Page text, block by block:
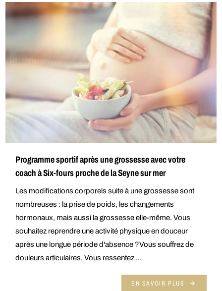
Programme sportif après une grossesse avec votre
coach à Six-fours proche de la Seyne sur mer
Les modifications corporels suite à une grossesse sont
nombreuses : la prise de poids, les changements
hormonaux, mais aussi la grossesse elle-même. Vous
souhaitez reprendre une activité physique en douceur
après une longue période d'absence ?Vous souffrez de
douleurs articulaires, Vous ressentez ...
EN SAVOIR PLUS